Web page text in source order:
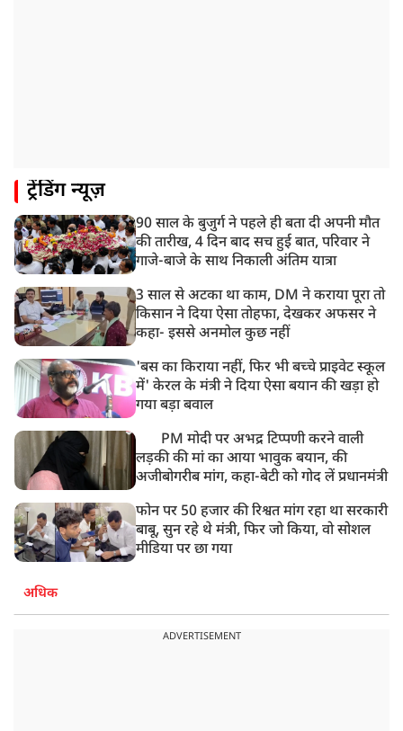
असम बाढ़: 13 जिलों में 15 लाख से ज्यादा लोग प्रभावित, मृतकों
10:21 AM
हिमाचल के चंबा में बड़ा सड़क हादसा, 7 यात्रियों की मौत; 11
घायल
ट्रेंडिंग न्यूज़
90 साल के बुजुर्ग ने पहले ही बता दी अपनी मौत
की तारीख, 4 दिन बाद सच हुई बात, परिवार ने
गाजे-बाजे के साथ निकाली अंतिम यात्रा
3 साल से अटका था काम, DM ने कराया पूरा तो
किसान ने दिया ऐसा तोहफा, देखकर अफसर ने
कहा- इससे अनमोल कुछ नहीं
'बस का किराया नहीं, फिर भी बच्चे प्राइवेट स्कूल
में' केरल के मंत्री ने दिया ऐसा बयान की खड़ा हो
गया बड़ा बवाल
PM मोदी पर अभद्र टिप्पणी करने वाली
लड़की की मां का आया भावुक बयान, की
अजीबोगरीब मांग, कहा-बेटी को गोद लें प्रधानमंत्री
फोन पर 50 हजार की रिश्वत मांग रहा था सरकारी
बाबू, सुन रहे थे मंत्री, फिर जो किया, वो सोशल
मीडिया पर छा गया
अधिक
ADVERTISEMENT